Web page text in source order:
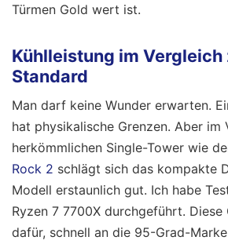
Türmen Gold wert ist.
Kühlleistung im Vergleich
Standard
Man darf keine Wunder erwarten.
hat physikalische Grenzen. Aber im
herkömmlichen Single-Tower wie
Rock 2 schlägt sich das kompakte
Modell erstaunlich gut. Ich habe
Ryzen 7 7700X durchgeführt. Diese
dafür, schnell an die 95-Grad-